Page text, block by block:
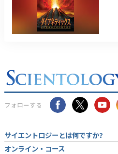
フォローする
サイエントロジーとは何ですか?
オンライン・コース